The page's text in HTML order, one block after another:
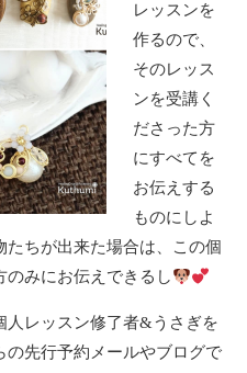
レッスンを
作るので、
そのレッス
ンを受講く
ださった方
にすべてを
お伝えする
ものにしよ
ちが出来た場合は、この個
のみにお伝えできるし
人レッスン修了者&うさぎを
先行予約メールやブログで